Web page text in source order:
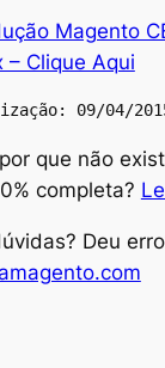
Magento
– Clique Aqui
09/04/
que não
completa?
Deu